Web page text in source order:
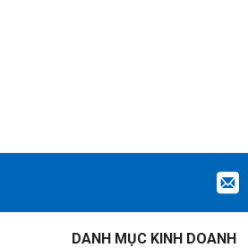
DANH MỤC KINH DOANH